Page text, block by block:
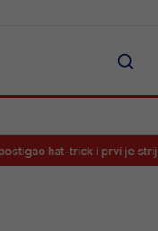
trick i prvi je strijelac HNL-a